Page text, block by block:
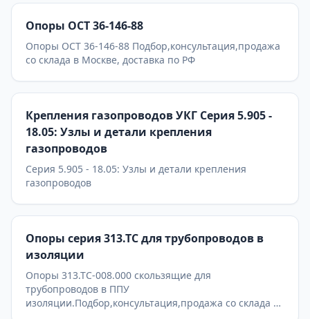
Опоры ОСТ 36-146-88
Опоры ОСТ 36-146-88 Подбор,консультация,продажа
со склада в Москве, доставка по РФ
Крепления газопроводов УКГ Серия 5.905 -
18.05: Узлы и детали крепления
газопроводов
Серия 5.905 - 18.05: Узлы и детали крепления
газопроводов
Опоры серия 313.ТС для трубопроводов в
изоляции
Опоры 313.ТС-008.000 скользящие для
трубопроводов в ППУ
изоляции.Подбор,консультация,продажа со склада в